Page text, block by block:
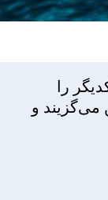
را
می‌گزيند و